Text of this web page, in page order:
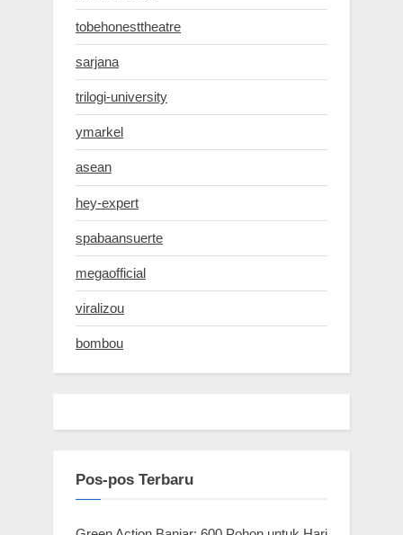
tobehonesttheatre
sarjana
trilogi-university
ymarkel
asean
hey-expert
spabaansuerte
megaofficial
viralizou
bombou
Pos-pos Terbaru